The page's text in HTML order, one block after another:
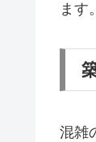
ます。
混雑